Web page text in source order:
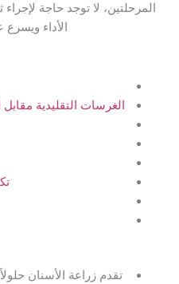
لا توجد حاجة لإجراء ثانٍ
الأداء ويسرع عملية
التقليدية مقابل الغرسات
تكاليف
زراعة الأسنان حلولاً متنوعة،